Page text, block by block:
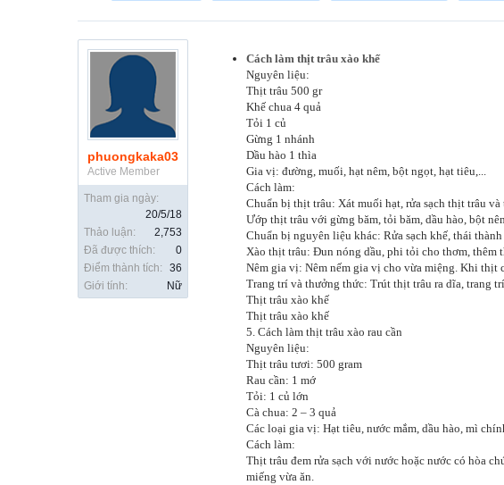
phuongkaka03
Active Member
Tham gia ngày:
20/5/18
Thảo luận:
2,753
Đã được thích:
0
Điểm thành tích:
36
Giới tính:
Nữ
Cách làm thịt trâu xào khế
Nguyên liệu:
Thịt trâu 500 gr
Khế chua 4 quả
Tỏi 1 củ
Gừng 1 nhánh
Dầu hào 1 thìa
Gia vị: đường, muối, hạt nêm, bột ngọt, hạt tiêu,...
Cách làm:
Chuẩn bị thịt trâu: Xát muối hạt, rửa sạch thịt trâu
Ướp thịt trâu với gừng băm, tỏi băm, dầu hào, bột
Chuẩn bị nguyên liệu khác: Rửa sạch khế, thái
Xào thịt trâu: Đun nóng dầu, phi tỏi cho thơm, thêm
Nêm gia vị: Nêm nếm gia vị cho vừa miệng. Khi thịt
Trang trí và thưởng thức: Trút thịt trâu ra dĩa, trang
Thịt trâu xào khế
Thịt trâu xào khế
5. Cách làm thịt trâu xào rau cần
Nguyên liệu:
Thịt trâu tươi: 500 gram
Rau cần: 1 mớ
Tỏi: 1 củ lớn
Cà chua: 2 – 3 quả
Các loại gia vị: Hạt tiêu, nước mắm, dầu hào, mì
Cách làm:
Thịt trâu đem rửa sạch với nước hoặc nước có hòa
miếng vừa ăn.